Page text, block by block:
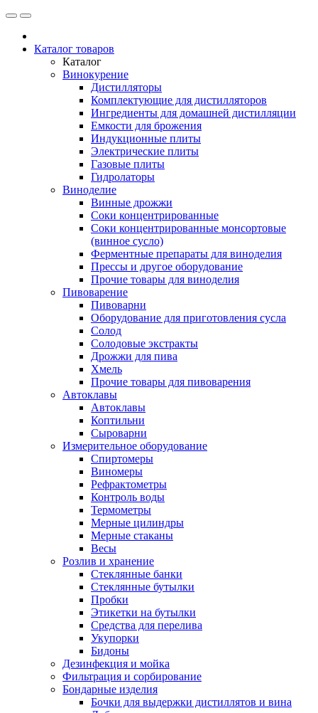
Каталог товаров
Каталог
Винокурение
Дистилляторы
Комплектующие для дистилляторов
Ингредиенты для домашней дистилляции
Емкости для брожения
Индукционные плиты
Электрические плиты
Газовые плиты
Гидролаторы
Виноделие
Винные дрожжи
Соки концентрированные
Соки концентрированные монсортовые
(винное сусло)
Ферментные препараты для виноделия
Прессы и другое оборудование
Прочие товары для виноделия
Пивоварение
Пивоварни
Оборудование для приготовления сусла
Солод
Солодовые экстракты
Дрожжи для пива
Хмель
Прочие товары для пивоварения
Автоклавы
Автоклавы
Коптильни
Сыроварни
Измерительное оборудование
Спиртомеры
Виномеры
Рефрактометры
Контроль воды
Термометры
Мерные цилиндры
Мерные стаканы
Весы
Розлив и хранение
Стеклянные банки
Стеклянные бутылки
Пробки
Этикетки на бутылки
Средства для перелива
Укупорки
Бидоны
Дезинфекция и мойка
Фильтрация и сорбирование
Бондарные изделия
Бочки для выдержки дистиллятов и вина